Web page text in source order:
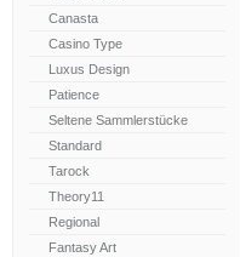
Canasta
Casino Type
Luxus Design
Patience
Seltene Sammlerstücke
Standard
Tarock
Theory11
Regional
Fantasy Art